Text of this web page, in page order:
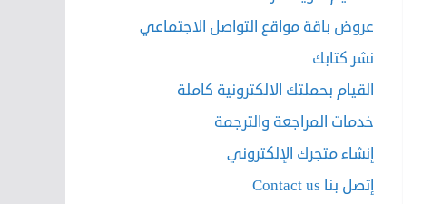
عروض باقة مواقع التواصل الاجتماعي
نشر كتابك
القيام بحملتك الالكترونية كاملة
خدمات المراجعة والترجمة
إنشاء متجرك الإلكتروني
إتصل بنا Contact us